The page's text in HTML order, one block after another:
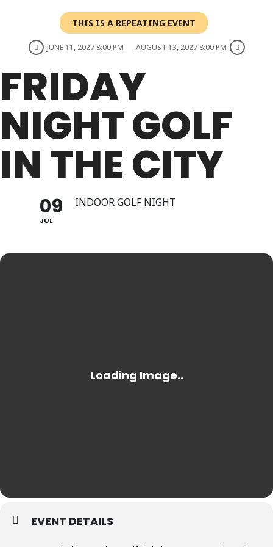
THIS IS A REPEATING EVENT
JUNE 11, 2027 8:00 PM AUGUST 13, 2027 8:00 PM
FRIDAY
NIGHT GOLF
IN THE CITY
09
JUL
INDOOR GOLF NIGHT
EVENT DETAILS